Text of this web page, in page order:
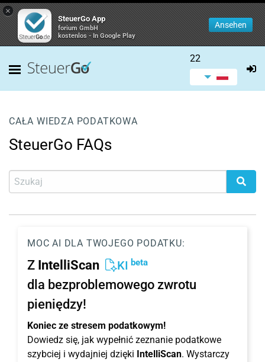
×
SteuerGo App
forium GmbH
kostenlos - In Google Play
Ansehen
22
CAŁA WIEDZA PODATKOWA
SteuerGo FAQs
MOC AI DLA TWOJEGO PODATKU:
Z IntelliScan KI beta
dla bezproblemowego zwrotu
pieniędzy!
Koniec ze stresem podatkowym!
Dowiedz się, jak wypełnić zeznanie podatkowe
szybciej i wydajniej dzięki IntelliScan. Wystarczy